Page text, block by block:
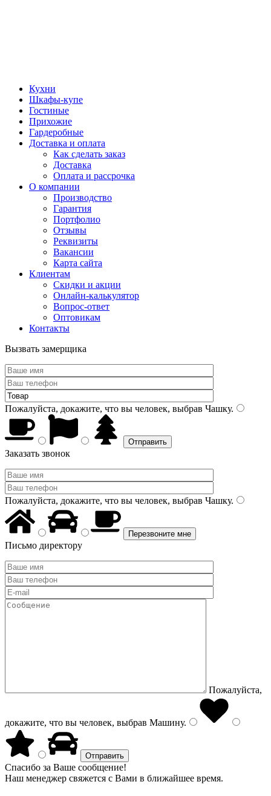
Кухни
Шкафы-купе
Гостиные
Прихожие
Гардеробные
Доставка и оплата
Как сделать заказ
Доставка
Оплата и рассрочка
О компании
Производство
Гарантия
Портфолио
Отзывы
Реквизиты
Вакансии
Карта сайта
Клиентам
Скидки и акции
Онлайн-калькулятор
Вопрос-ответ
Оптовикам
Контакты
Вызвать замерщика
Пожалуйста, докажите, что вы человек, выбрав Чашку.
Заказать звонок
Пожалуйста, докажите, что вы человек, выбрав Чашку.
Письмо директору
Пожалуйста,
докажите, что вы человек, выбрав Машину.
Спасибо за Ваше сообщение!
Наш менеджер свяжется с Вами в ближайшее время.